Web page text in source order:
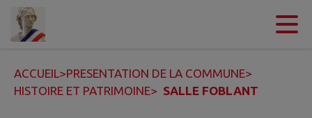
Contenu
ACCUEIL>PRESENTATION DE LA COMMUNE>
HISTOIRE ET PATRIMOINE> SALLE FOBLANT